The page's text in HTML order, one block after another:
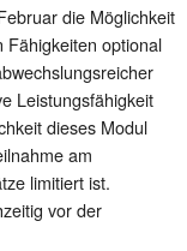
die Möglichkeit
Fähigkeiten optional
Leistungsfähigkeit
dieses Modul
am
limitiert ist.
vor der